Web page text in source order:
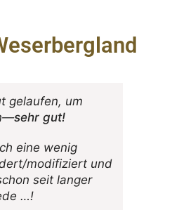
gelaufen, um
sehr gut!
eine wenig
modifiziert und
seit langer
…!